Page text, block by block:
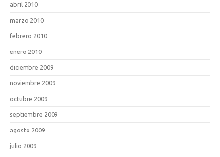
abril 2010
marzo 2010
febrero 2010
enero 2010
diciembre 2009
noviembre 2009
octubre 2009
septiembre 2009
agosto 2009
julio 2009